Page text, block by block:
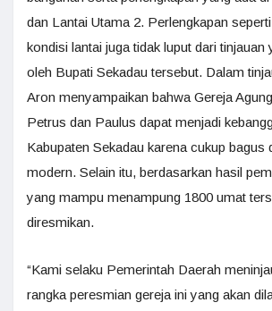
dan Lantai Utama 2. Perlengkapan
kondisi lantai juga tidak luput dari tinjauan
oleh Bupati Sekadau tersebut. Dalam
Aron menyampaikan bahwa Gereja
Petrus dan Paulus dapat menjadi
Kabupaten Sekadau karena cukup bagus
modern. Selain itu, berdasarkan hasil
yang mampu menampung 1800 umat
diresmikan.
“Kami selaku Pemerintah Daerah
rangka peresmian gereja ini yang akan